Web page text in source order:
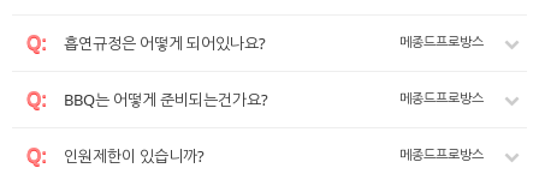
Q: 흡연규정은 어떻게 되어있나요? 메종드프로방스
Q: BBQ는 어떻게 준비되는건가요? 메종드프로방스
Q: 인원제한이 있습니까? 메종드프로방스